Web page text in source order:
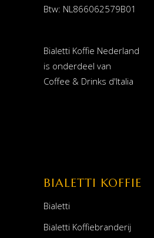
Btw: NL866062579B01
Bialetti Koffie Nederland
is onderdeel van
Coffee & Drinks d'Italia
BIALETTI KOFFIE
Bialetti
Bialetti Koffiebranderij